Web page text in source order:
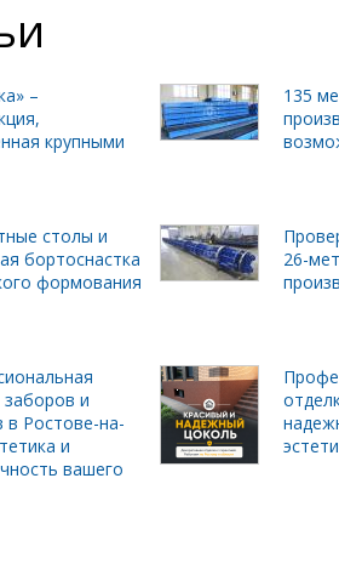
–
крупными
135
столы и
бортоснастка
формования
26-
заборов и
в Ростове-на-
и
вашего